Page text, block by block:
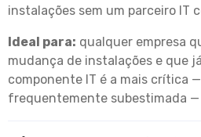
instalações sem um parceiro IT
Ideal para: qualquer empresa
mudança de instalações e que
componente IT é a mais crítica
frequentemente subestimada —